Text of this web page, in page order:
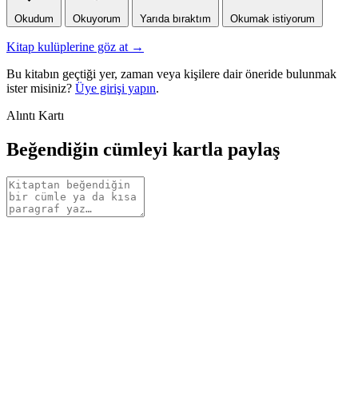
Okudum Okuyorum Yarıda bıraktım Okumak istiyorum
Kitap kulüplerine göz at →
Bu kitabın geçtiği yer, zaman veya kişilere dair öneride bulunmak
ister misiniz? Üye girişi yapın.
Alıntı Kartı
Beğendiğin cümleyi kartla paylaş
Alıntı
metni